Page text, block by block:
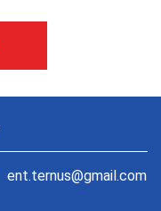
ent.ternus@gmail.com